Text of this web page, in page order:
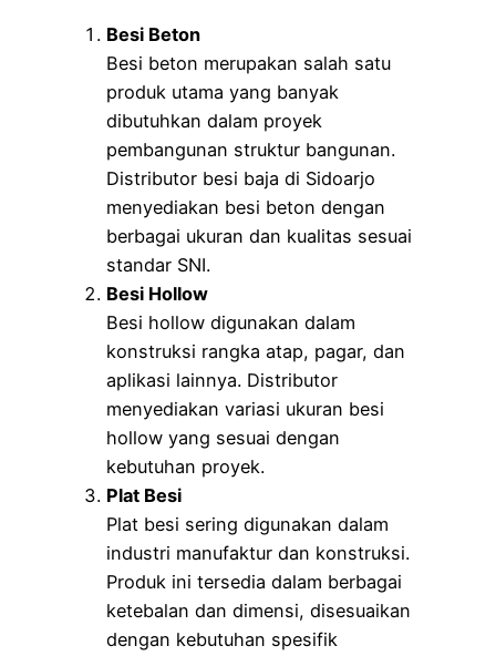
Besi Beton
Besi beton merupakan salah satu
produk utama yang banyak
dibutuhkan dalam proyek
pembangunan struktur bangunan.
Distributor besi baja di Sidoarjo
menyediakan besi beton dengan
berbagai ukuran dan kualitas sesuai
standar SNI.
Besi Hollow
Besi hollow digunakan dalam
konstruksi rangka atap, pagar, dan
aplikasi lainnya. Distributor
menyediakan variasi ukuran besi
hollow yang sesuai dengan
kebutuhan proyek.
Plat Besi
Plat besi sering digunakan dalam
industri manufaktur dan konstruksi.
Produk ini tersedia dalam berbagai
ketebalan dan dimensi, disesuaikan
dengan kebutuhan spesifik